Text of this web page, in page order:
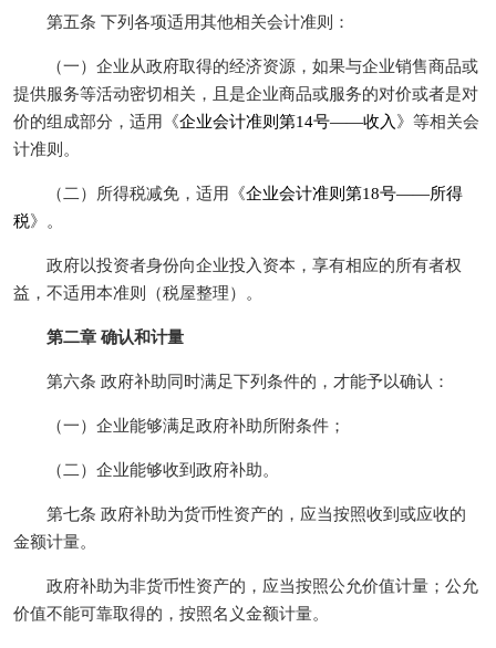
第五条 下列各项适用其他相关会计准则：
（一）企业从政府取得的经济资源，如果与企业销售商品或
提供服务等活动密切相关，且是企业商品或服务的对价或者是对
价的组成部分，适用《企业会计准则第14号——收入 》等相关会
计准则。
（二）所得税减免，适用《企业会计准则第18号——所得
税》。
政府以投资者身份向企业投入资本，享有相应的所有者权
益，不适用本准则（税屋整理）。
第二章 确认和计量
第六条 政府补助同时满足下列条件的，才能予以确认：
（一）企业能够满足政府补助所附条件；
（二）企业能够收到政府补助。
第七条 政府补助为货币性资产的，应当按照收到或应收的
金额计量。
政府补助为非货币性资产的，应当按照公允价值计量；公允
价值不能可靠取得的，按照名义金额计量。